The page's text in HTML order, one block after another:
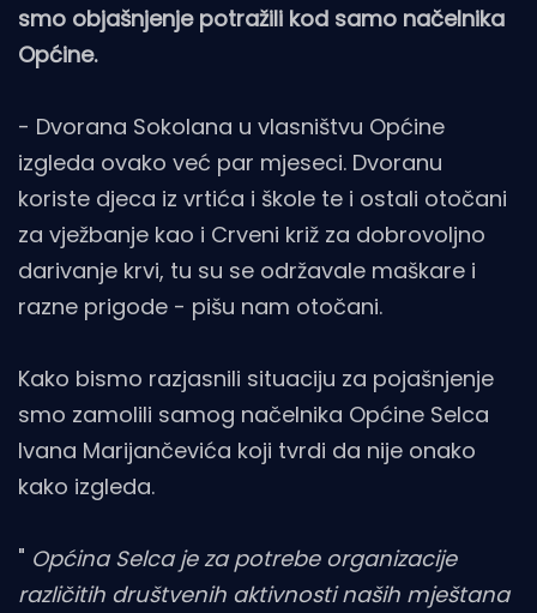
smo objašnjenje potražili kod samo načelnika
Općine.
- Dvorana Sokolana u vlasništvu Općine
izgleda ovako već par mjeseci. Dvoranu
koriste djeca iz vrtića i škole te i ostali otočani
za vježbanje kao i Crveni križ za dobrovoljno
darivanje krvi, tu su se održavale maškare i
razne prigode - pišu nam otočani.
Kako bismo razjasnili situaciju za pojašnjenje
smo zamolili samog načelnika Općine Selca
Ivana Marijančevića koji tvrdi da nije onako
kako izgleda.
" Općina Selca je za potrebe organizacije
različitih društvenih aktivnosti naših mještana